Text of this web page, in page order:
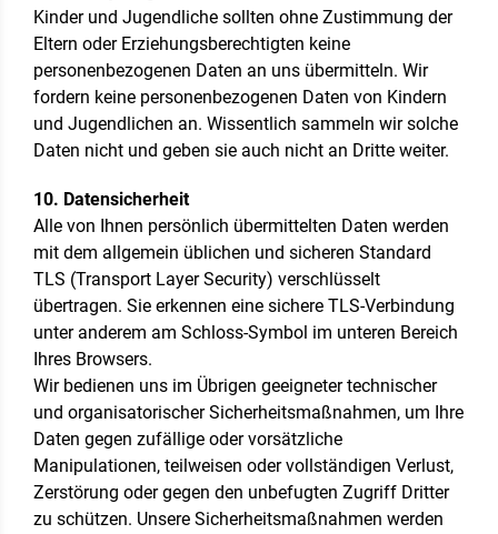
Kinder und Jugendliche sollten ohne Zustimmung der
Eltern oder Erziehungsberechtigten keine
personenbezogenen Daten an uns übermitteln. Wir
fordern keine personenbezogenen Daten von Kindern
und Jugendlichen an. Wissentlich sammeln wir solche
Daten nicht und geben sie auch nicht an Dritte weiter.
10. Datensicherheit
Alle von Ihnen persönlich übermittelten Daten werden
mit dem allgemein üblichen und sicheren Standard
TLS (Transport Layer Security) verschlüsselt
übertragen. Sie erkennen eine sichere TLS-Verbindung
unter anderem am Schloss-Symbol im unteren Bereich
Ihres Browsers.
Wir bedienen uns im Übrigen geeigneter technischer
und organisatorischer Sicherheitsmaßnahmen, um Ihre
Daten gegen zufällige oder vorsätzliche
Manipulationen, teilweisen oder vollständigen Verlust,
Zerstörung oder gegen den unbefugten Zugriff Dritter
zu schützen. Unsere Sicherheitsmaßnahmen werden